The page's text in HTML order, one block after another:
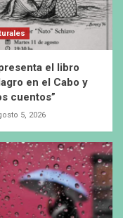
el libro
en el Cabo y
cuentos”
5, 2026